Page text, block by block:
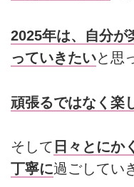
2025年は、自分が
っていきたいと思
頑張るではなく楽
そして 日々とにか
丁寧に過ごしてい